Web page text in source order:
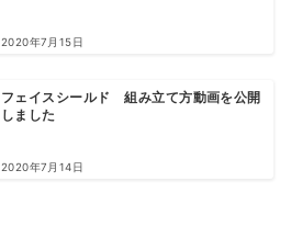
2020年7月15日
フェイスシールド 組み立て方動画を公開
しました
2020年7月14日